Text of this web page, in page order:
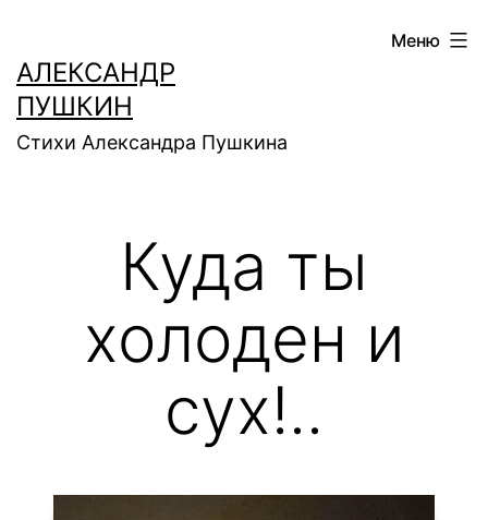
содержимому
АЛЕКСАНДР
ПУШКИН
Стихи Александра Пушкина
Меню
Куда ты
холоден и
cyx!..